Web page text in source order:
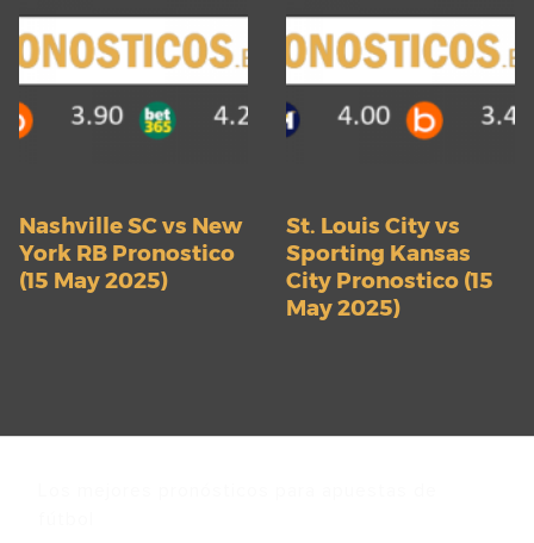
Nashville SC vs New
York RB Pronostico
(15 May 2025)
St. Louis City vs
Sporting Kansas
City Pronostico (15
May 2025)